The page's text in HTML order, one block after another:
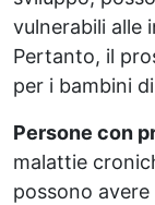
vulnerabili alle
Pertanto, il
per i bambini
Persone con
malattie
possono